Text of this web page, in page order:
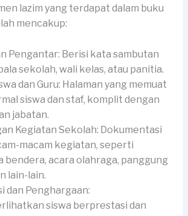
lazim yang terdapat dalam buku
mencakup:
Pengantar: Berisi kata sambutan
sekolah, wali kelas, atau panitia.
dan Guru: Halaman yang memuat
siswa dan staf, komplit dengan
jabatan.
Kegiatan Sekolah: Dokumentasi
macam kegiatan, seperti
bendera, acara olahraga, panggung
lain-lain.
dan Penghargaan:
siswa berprestasi dan